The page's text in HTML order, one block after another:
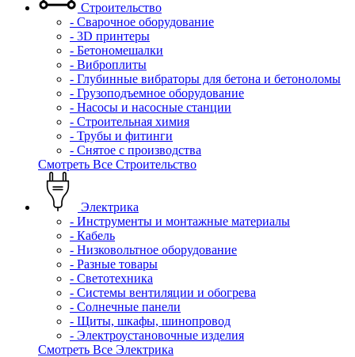
Строительство
- Сварочное оборудование
- 3D принтеры
- Бетономешалки
- Виброплиты
- Глубинные вибраторы для бетона и бетоноломы
- Грузоподъемное оборудование
- Насосы и насосные станции
- Строительная химия
- Трубы и фитинги
- Снятое с производства
Смотреть Все Строительство
Электрика
- Инструменты и монтажные материалы
- Кабель
- Низковольтное оборудование
- Разные товары
- Светотехника
- Системы вентиляции и обогрева
- Солнечные панели
- Щиты, шкафы, шинопровод
- Электроустановочные изделия
Смотреть Все Электрика